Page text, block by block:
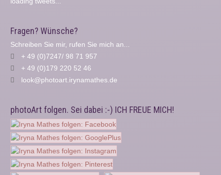
Fragen? Wünsche?
Schreiben Sie mir, rufen Sie mich an...
+ 49 (0)7247/ 98 71 957
+ 49 (0)179 220 52 46
look@photoart.irynamathes.de
photoArt folgen. Sei dabei :-) ICH FREUE MICH!